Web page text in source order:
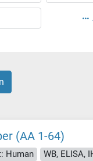
(AA 1-64)
Human
WB, ELISA,